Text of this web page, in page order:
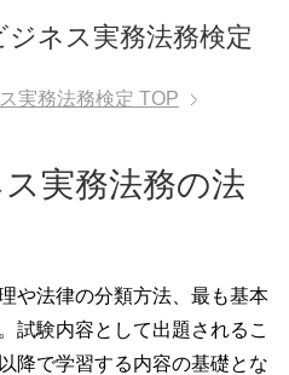
ジネス実務法務検定
実務法務検定 TOP
実務法務の法
や法律の分類方法、最も基本
試験内容として出題されるこ
降で学習する内容の基礎とな